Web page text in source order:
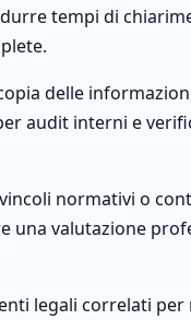
tempi di
delle
audit interni e
normativi o
una valutazione
legali correlati